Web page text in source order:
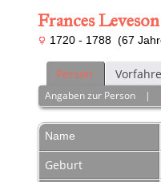
Frances
1720 - 1788 (67
Person
Angaben zur Person |
Name
Geburt